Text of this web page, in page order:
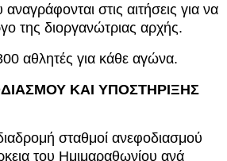
στις αιτήσεις για να
της διοργανώτριας αρχής.
αθλητές για κάθε αγώνα.
ΚΑΙ ΥΠΟΣΤΗΡΙΞΗΣ
σταθμοί ανεφοδιασμού
του Ημιμαραθωνίου ανά